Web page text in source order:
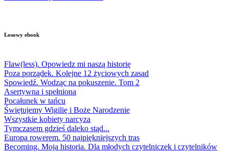
Losowy ebook
Flaw(less). Opowiedz mi naszą historię
Poza porządek. Kolejne 12 życiowych zasad
Spowiedź. Wodząc na pokuszenie. Tom 2
Asertywna i spełniona
Pocałunek w tańcu
Świętujemy Wigilię i Boże Narodzenie
Wszystkie kobiety narcyza
Tymczasem gdzieś daleko stąd...
Europa rowerem. 50 najpiękniejszych tras
Becoming. Moja historia. Dla młodych czytelniczek i czytelników